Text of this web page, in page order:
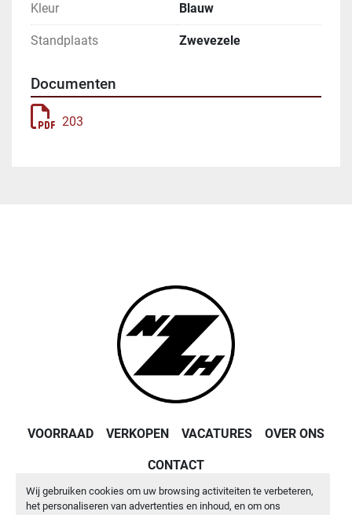
Wij gebruiken cookies om uw browsing activiteiten te verbeteren,
het personaliseren van advertenties en inhoud, en om ons
Kleur Blauw
Standplaats Zwevezele
Documenten
203
VOORRAAD VERKOPEN VACATURES OVER ONS
CONTACT
Machinio Systemwebsite doorMachinio